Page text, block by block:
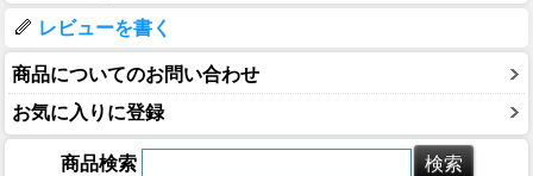
レビューを書く
商品についてのお問い合わせ
お気に入りに登録
商品検索